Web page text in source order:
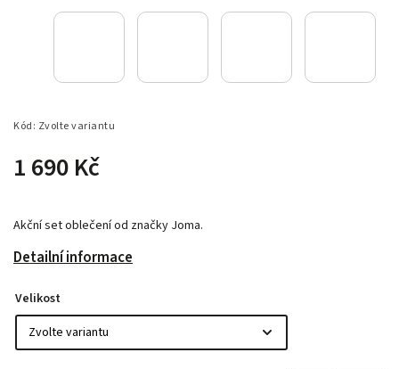
Kód: Zvolte variantu
1 690 Kč
Akční set oblečení od značky Joma.
Detailní informace
Velikost